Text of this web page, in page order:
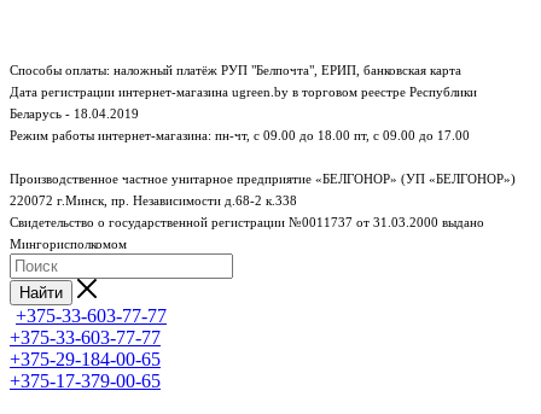
Способы оплаты: наложный платёж РУП "Белпочта", ЕРИП, банковская карта
Дата регистрации интернет-магазина ugreen.by в торговом реестре Республики
Беларусь - 18.04.2019
Режим работы интернет-магазина: пн-чт, с 09.00 до 18.00 пт, с 09.00 до 17.00
Производственное частное унитарное предприятие «БЕЛГОНОР» (УП «БЕЛГОНОР»)
220072 г.Минск, пр. Независимости д.68-2 к.338
Свидетельство о государственной регистрации №0011737 от 31.03.2000 выдано
Мингорисполкомом
Найти
+375-33-603-77-77
+375-33-603-77-77
+375-29-184-00-65
+375-17-379-00-65